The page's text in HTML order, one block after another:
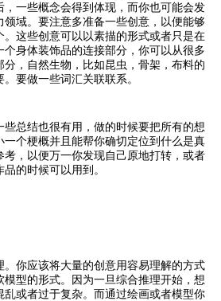
，一些概念会得到体现，而你也可能会发
域。要注意多准备一些创意，以便能够
这些创意可以以素描的形式或者只是在
身体装饰品的连接部分，你可以从很多
，自然生物，比如昆虫，骨架，布料的
要做一些词汇关联联系。
些总结也很有用，做的时候要把所有的想
个梗概并且能帮你确切定位到什么是真
考，以便万一你发现自己原地打转，或者
的时候可以用到。
你应该将大量的创意用容易理解的方式
模型的形式。因为一旦综合推理开始，想
或者过于复杂。而通过绘画或者模型你